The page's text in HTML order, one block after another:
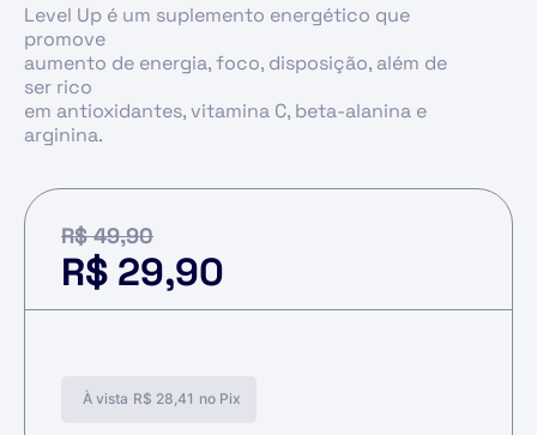
Level Up é um suplemento energético que
promove
aumento de energia, foco, disposição, além de
ser rico
em antioxidantes, vitamina C, beta-alanina e
arginina.
R$49,90
R$ 29,90
À vista R$ 28,41 no Pix